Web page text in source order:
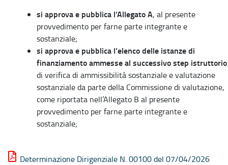
si approva e pubblica l’Allegato A, al presente
provvedimento per farne parte integrante e
sostanziale;
si approva e pubblica l’elenco delle istanze di
finanziamento ammesse al successivo step istruttorio
di verifica di ammissibilità sostanziale e valutazione
sostanziale da parte della Commissione di valutazione,
come riportata nell’Allegato B al presente
provvedimento per farne parte integrante e
sostanziale;
Determinazione Dirigenziale N. 00100 del 07/04/2026